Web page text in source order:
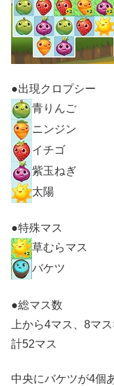
●出現クロプシー
青りんご
ニンジン
イチゴ
紫玉ねぎ
太陽
●特殊マス
草むらマス
バケツ
●総マス数
上から4マス、8マ
計52マス
中央にバケツが4個